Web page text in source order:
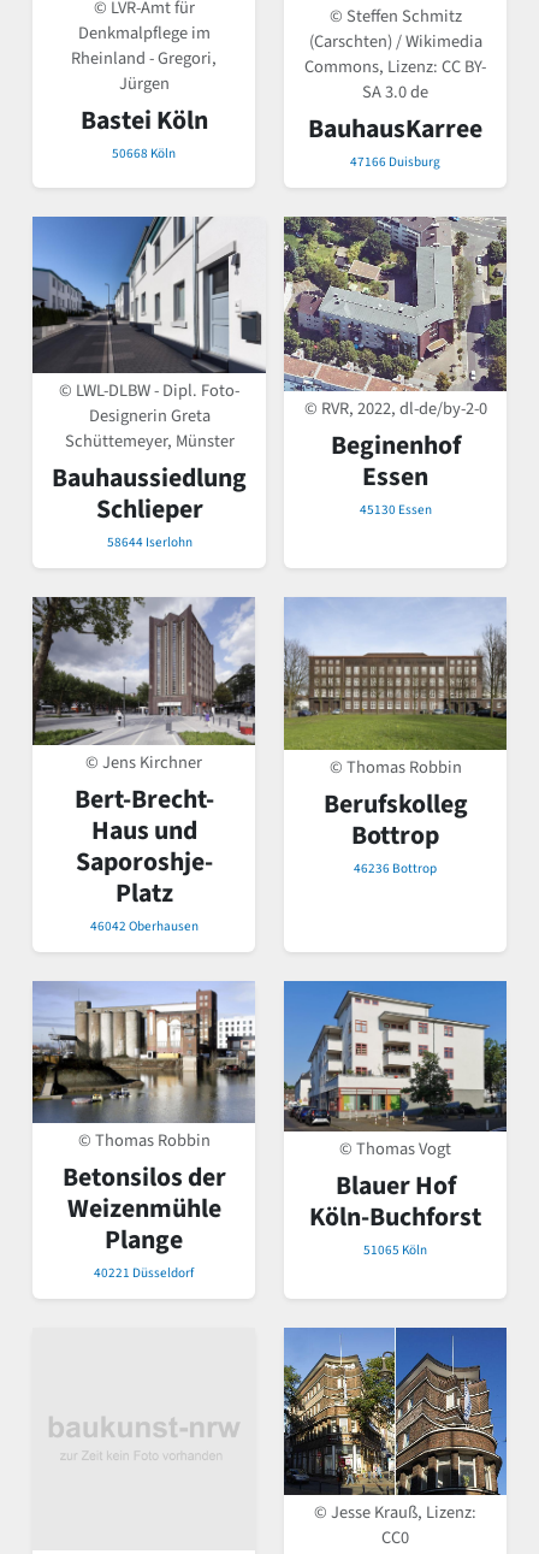
© LVR-Amt für
Denkmalpflege im
Rheinland - Gregori,
Jürgen
Bastei Köln
50668 Köln
© Steffen Schmitz
(Carschten) / Wikimedia
Commons, Lizenz:CC BY-
SA 3.0 de
BauhausKarree
47166 Duisburg
© LWL-DLBW - Dipl. Foto-
Designerin Greta
Schüttemeyer, Münster
Bauhaussiedlung
Schlieper
58644 Iserlohn
© RVR, 2022, dl-de/by-2-0
Beginenhof
Essen
45130 Essen
© Jens Kirchner
Bert-Brecht-
Haus und
Saporoshje-
Platz
46042 Oberhausen
© Thomas Robbin
Berufskolleg
Bottrop
46236 Bottrop
© Thomas Robbin
Betonsilos der
Weizenmühle
Plange
40221 Düsseldorf
© Thomas Vogt
Blauer Hof
Köln-Buchforst
51065 Köln
© Jesse Krauß, Lizenz:
CC0